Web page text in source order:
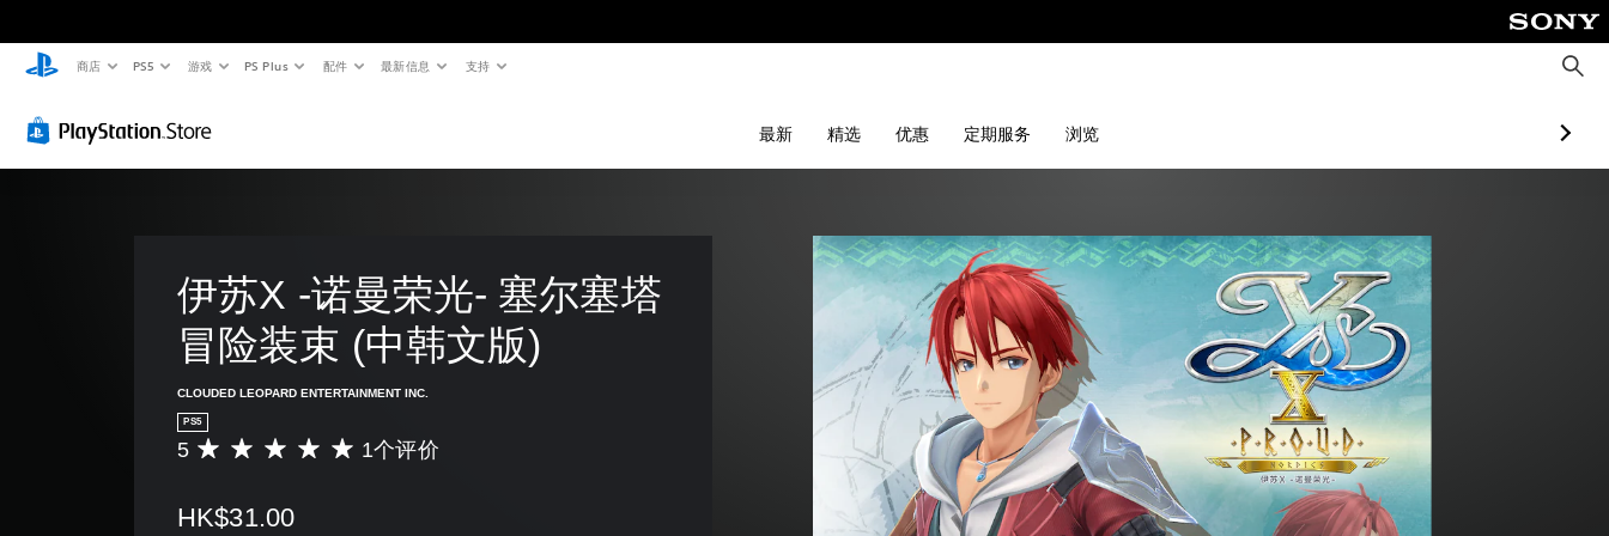
商店 PS5 游戏 PS Plus 配件 最新信息 支持
搜
索
最新 精选 优惠 定期服务 浏览
伊苏X -诺曼荣光- 塞尔塞塔
冒险装束 (中韩文版)
CLOUDED LEOPARD ENTERTAINMENT INC.
PS5
平
价
5 1个评价
HK$31.00